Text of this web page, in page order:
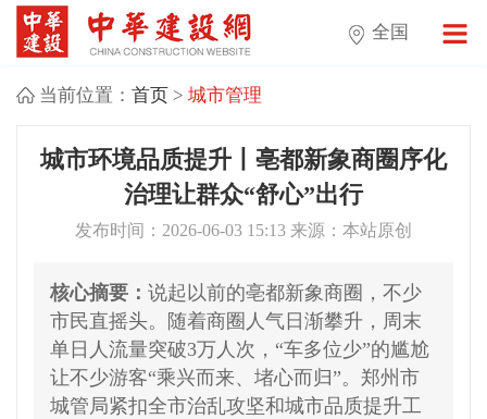
全国
当前位置： 首页> 城市管理
城市环境品质提升丨亳都新象商圈序化
治理让群众“舒心”出行
发布时间：2026-06-03 15:13 来源：本站原创
核心摘要： 说起以前的亳都新象商圈，不少
市民直摇头。随着商圈人气日渐攀升，周末
单日人流量突破3万人次，“车多位少”的尴尬
让不少游客“乘兴而来、堵心而归”。郑州市
城管局紧扣全市治乱攻坚和城市品质提升工